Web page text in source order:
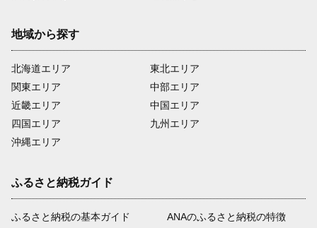
地域から探す
北海道エリア
関東エリア
近畿エリア
四国エリア
沖縄エリア
東北エリア
中部エリア
中国エリア
九州エリア
ふるさと納税ガイド
ふるさと納税の基本ガイド
ANAのふるさと納税の特徴